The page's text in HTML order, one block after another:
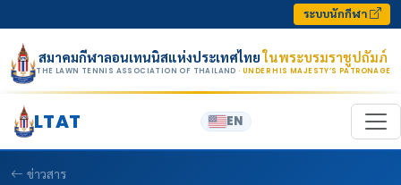
ระบบนักกีฬา
สมาคมกีฬาลอนเทนนิสแห่งประเทศไทยในพระบรมราชูปถัมภ์
THE LAWN TENNIS ASSOCIATION OF THAILAND · UNDER HIS MAJESTY’S PATRONAGE
LTAT EN
ข่าวสาร